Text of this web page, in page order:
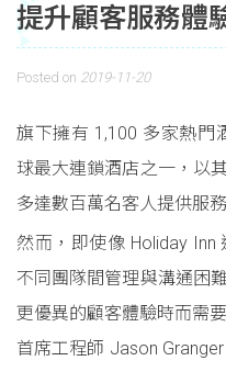
提升顧客服務體
Posted on 2019-11-20
旗下擁有 1,100 多家熱門
球最大連鎖酒店之一，以
多達數百萬名客人提供服務
然而，即使像 Holiday Inn
不同團隊間管理與溝通困
更優異的顧客體驗時而需
首席工程師 Jason